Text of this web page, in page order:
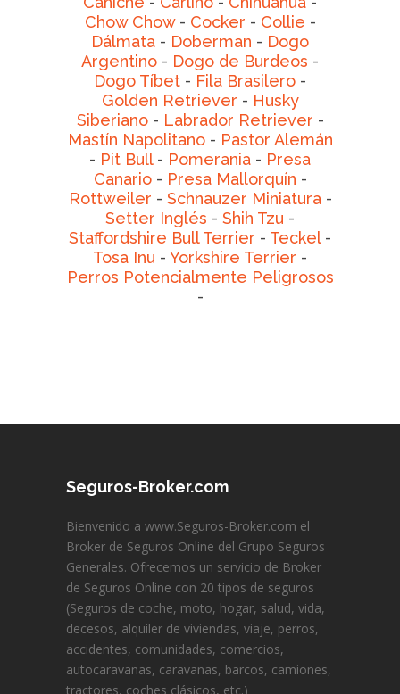
Chow Chow- Cocker - Collie -
Dálmata - Doberman - Dogo
Argentino - Dogo de Burdeos -
Dogo Tíbet - Fila Brasilero -
Golden Retriever - Husky
Siberiano- Labrador Retriever -
Mastín Napolitano- Pastor Alemán
- Pit Bull- Pomerania - Presa
Canario- Presa Mallorquín -
Rottweiler - Schnauzer Miniatura-
Setter Inglés - Shih Tzu -
Staffordshire Bull Terrier - Teckel-
Tosa Inu - Yorkshire Terrier -
Perros Potencialmente Peligrosos
-
Seguros-Broker.com
Bienvenido a www.Seguros-Broker.com el
Broker de Seguros Online del Grupo Seguros
Generales. Ofrecemos un servicio de Broker
de Seguros Online con 20 tipos de seguros
(Seguros de coche, moto, hogar, salud, vida,
decesos, alquiler de viviendas, viaje, perros,
accidentes, comunidades, comercios,
autocaravanas, caravanas, barcos, camiones,
tractores, coches clásicos, etc.)